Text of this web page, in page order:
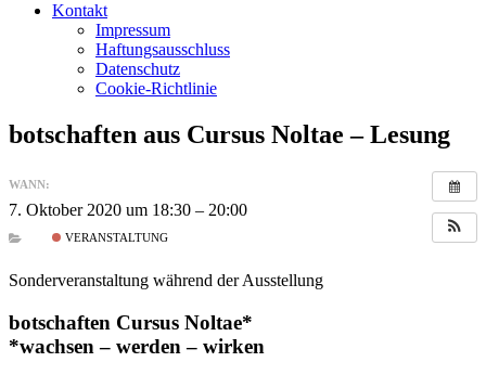
Kontakt
Impressum
Haftungsausschluss
Datenschutz
Cookie-Richtlinie
botschaften aus Cursus Noltae – Lesung
WANN:
7. Oktober 2020 um 18:30 – 20:00
VERANSTALTUNG
Sonderveranstaltung während der Ausstellung
botschaften Cursus Noltae*
*wachsen – werden – wirken